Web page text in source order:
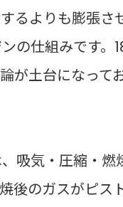
るよりも膨張さ
の仕組みです。
が土台になって
吸気・圧縮・
後のガスがピス